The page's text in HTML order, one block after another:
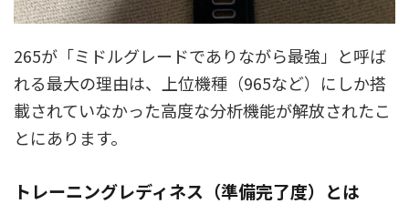
265が「ミドルグレードでありながら最強」と呼ば
れる最大の理由は、上位機種（965など）にしか搭
載されていなかった高度な分析機能が解放されたこ
とにあります。
トレーニングレディネス（準備完了度）とは